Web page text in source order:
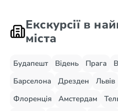
Екскурсії в
міста
Будапешт Відень Прага
Барселона
Дрезден Львів
Флоренція
Амстердам